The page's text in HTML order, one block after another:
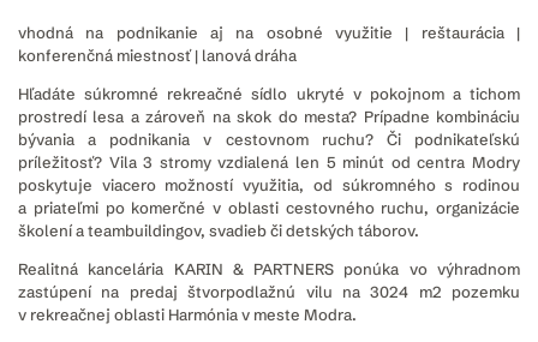
vhodná na podnikanie aj na osobné využitie | reštaurácia |
konferenčná miestnosť | lanová dráha
Hľadáte súkromné rekreačné sídlo ukryté v pokojnom a tichom
prostredí lesa a zároveň na skok do mesta? Prípadne kombináciu
bývania a podnikania v cestovnom ruchu? Či podnikateľskú
príležitosť? Vila 3 stromy vzdialená len 5 minút od centra Modry
poskytuje viacero možností využitia, od súkromného s rodinou
a priateľmi po komerčné v oblasti cestovného ruchu, organizácie
školení a teambuildingov, svadieb či detských táborov.
Realitná kancelária KARIN & PARTNERS ponúka vo výhradnom
zastúpení na predaj štvorpodlažnú vilu na 3024 m2 pozemku
v rekreačnej oblasti Harmónia v meste Modra.